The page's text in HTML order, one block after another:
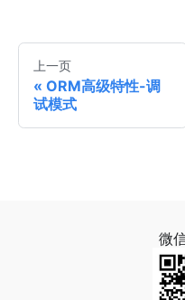
上一页
ORM高级特性-调
试模式
微